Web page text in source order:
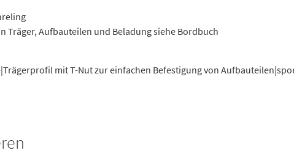
Träger, Aufbauteilen und Beladung siehe Bordbuch
mit T-Nut zur einfachen Befestigung von